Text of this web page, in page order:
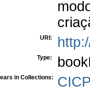
URI:
Type:
in Collections: